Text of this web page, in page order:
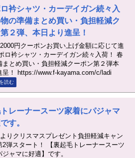
衿シャツ・カーデイガン続々入
の準備まとめ買い・負担軽減ク
２弾、本日より進呈！
円クーポンお買い上げ金額に応じて進
ロ衿シャツ・カーデイガン続々入荷！ 春
まとめ買い・負担軽減クーポン第２弾本
呈！ https://www.f-kayama.com/c/ladi
読む
レーナースーツ家着にパジャマ
す。
りクリスマスプレゼント負担軽減キャン
2弾スタート！ 【裏起毛トレーナースーツ
ャマに好適】です。